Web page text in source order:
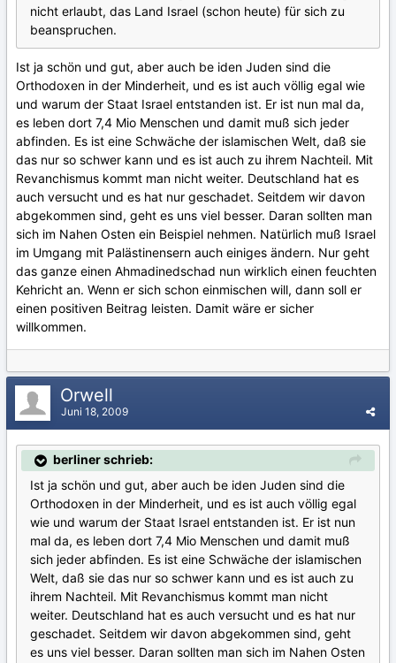
nicht erlaubt, das Land Israel (schon heute) für sich zu
beanspruchen.
Ist ja schön und gut, aber auch be iden Juden sind die
Orthodoxen in der Minderheit, und es ist auch völlig egal wie
und warum der Staat Israel entstanden ist. Er ist nun mal da,
es leben dort 7,4 Mio Menschen und damit muß sich jeder
abfinden. Es ist eine Schwäche der islamischen Welt, daß sie
das nur so schwer kann und es ist auch zu ihrem Nachteil. Mit
Revanchismus kommt man nicht weiter. Deutschland hat es
auch versucht und es hat nur geschadet. Seitdem wir davon
abgekommen sind, geht es uns viel besser. Daran sollten man
sich im Nahen Osten ein Beispiel nehmen. Natürlich muß Israel
im Umgang mit Palästinensern auch einiges ändern. Nur geht
das ganze einen Ahmadinedschad nun wirklich einen feuchten
Kehricht an. Wenn er sich schon einmischen will, dann soll er
einen positiven Beitrag leisten. Damit wäre er sicher
willkommen.
Orwell
Juni 18, 2009
berliner schrieb:
Ist ja schön und gut, aber auch be iden Juden sind die
Orthodoxen in der Minderheit, und es ist auch völlig egal
wie und warum der Staat Israel entstanden ist. Er ist nun
mal da, es leben dort 7,4 Mio Menschen und damit muß
sich jeder abfinden. Es ist eine Schwäche der islamischen
Welt, daß sie das nur so schwer kann und es ist auch zu
ihrem Nachteil. Mit Revanchismus kommt man nicht
weiter. Deutschland hat es auch versucht und es hat nur
geschadet. Seitdem wir davon abgekommen sind, geht
es uns viel besser. Daran sollten man sich im Nahen Osten